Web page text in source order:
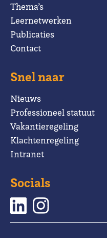
Thema’s
Leernetwerken
Publicaties
Contact
Snel naar
Nieuws
Professioneel statuut
Vakantieregeling
Klachtenregeling
Intranet
Socials